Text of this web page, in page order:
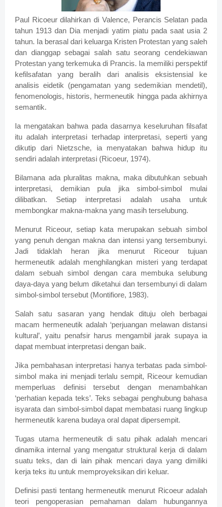
Paul Ricoeur dilahirkan di Valence, Perancis Selatan pada
tahun 1913 dan Dia menjadi yatim piatu pada saat usia 2
tahun. Ia berasal dari keluarga Kristen Protestan yang saleh
dan dianggap sebagai salah satu seorang cendekiawan
Protestan yang terkemuka di Prancis. Ia memiliki perspektif
kefilsafatan yang beralih dari analisis eksistensial ke
analisis eidetik (pengamatan yang sedemikian mendetil),
fenomenologis, historis, hermeneutik hingga pada akhirnya
semantik.
Ia mengatakan bahwa pada dasarnya keseluruhan filsafat
itu adalah interpretasi terhadap interpretasi, seperti yang
dikutip dari Nietzsche, ia menyatakan bahwa hidup itu
sendiri adalah interpretasi (Ricoeur, 1974).
Bilamana ada pluralitas makna, maka dibutuhkan sebuah
interpretasi, demikian pula jika simbol-simbol mulai
dilibatkan. Setiap interpretasi adalah usaha untuk
membongkar makna-makna yang masih terselubung.
Menurut Riceour, setiap kata merupakan sebuah simbol
yang penuh dengan makna dan intensi yang tersembunyi.
Jadi tidaklah heran jika menurut Riceour tujuan
hermeneutik adalah menghilangkan misteri yang terdapat
dalam sebuah simbol dengan cara membuka selubung
daya-daya yang belum diketahui dan tersembunyi di dalam
simbol-simbol tersebut (Montifiore, 1983).
Salah satu sasaran yang hendak dituju oleh berbagai
macam hermeneutik adalah ‘perjuangan melawan distansi
kultural’, yaitu penafsir harus mengambil jarak supaya ia
dapat membuat interpretasi dengan baik.
Jika pembahasan interpretasi hanya terbatas pada simbol-
simbol maka ini menjadi terlalu sempit, Riceour kemudian
memperluas definisi tersebut dengan menambahkan
‘perhatian kepada teks’. Teks sebagai penghubung bahasa
isyarata dan simbol-simbol dapat membatasi ruang lingkup
hermeneutik karena budaya oral dapat dipersempit.
Tugas utama hermeneutik di satu pihak adalah mencari
dinamika internal yang mengatur struktural kerja di dalam
suatu teks, dan di lain pihak mencari daya yang dimiliki
kerja teks itu untuk memproyeksikan diri keluar.
Definisi pasti tentang hermeneutik menurut Ricoeur adalah
teori pengoperasian pemahaman dalam hubungannya